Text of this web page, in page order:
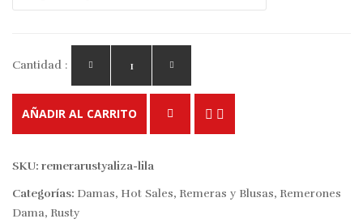
Cantidad :
AÑADIR AL CARRITO
SKU: remerarustyaliza-lila
Categorías: Damas, Hot Sales, Remeras y Blusas, Remerones
Dama, Rusty